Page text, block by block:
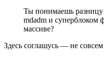
Ты понимаешь
mdadm и суперблоком
массиве?
Здесь соглашусь — не